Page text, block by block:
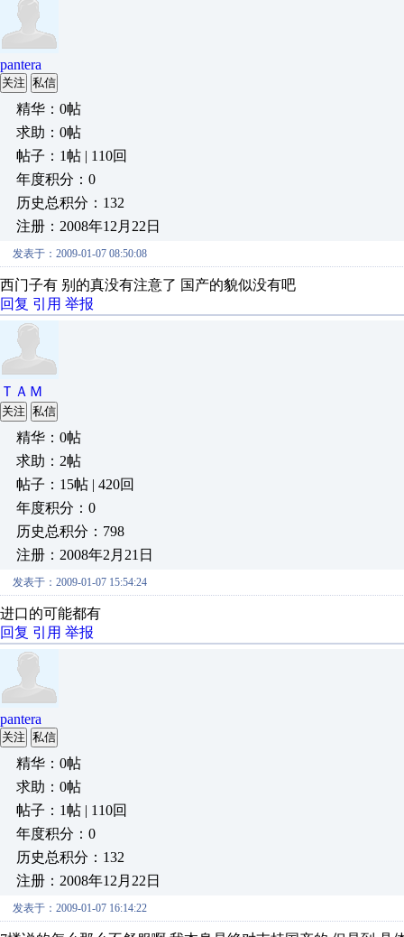
pantera
关注 私信
精华：0帖
求助：0帖
帖子：1帖 | 110回
年度积分：0
历史总积分：132
注册：2008年12月22日
发表于：2009-01-07 08:50:08
西门子有 别的真没有注意了 国产的貌似没有吧
回复 引用 举报
ＴＡＭ
关注 私信
精华：0帖
求助：2帖
帖子：15帖 | 420回
年度积分：0
历史总积分：798
注册：2008年2月21日
发表于：2009-01-07 15:54:24
进口的可能都有
回复 引用 举报
pantera
关注 私信
精华：0帖
求助：0帖
帖子：1帖 | 110回
年度积分：0
历史总积分：132
注册：2008年12月22日
发表于：2009-01-07 16:14:22